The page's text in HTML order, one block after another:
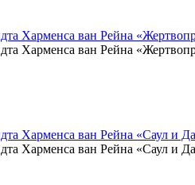
Харменса ван Рейна
Харменса ван Рейна
Харменса ван Рейна «Саул и
Харменса ван Рейна «Саул и